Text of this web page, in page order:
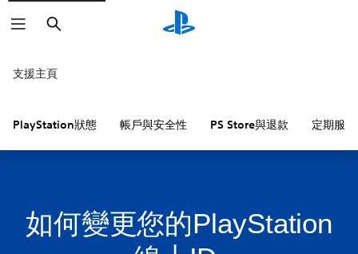
搜
尋
支援主頁
PlayStation狀態 帳戶與安全性 PS Store與退款 定期服務
如何變更您的PlayStation